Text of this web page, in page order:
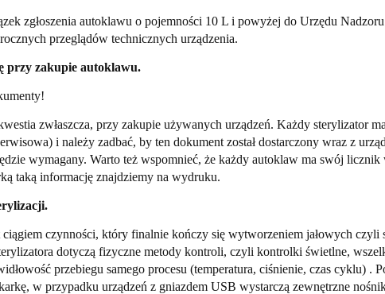
zgłoszenia autoklawu o pojemności 10 L i powyżej do Urzędu
przeglądów technicznych urządzenia.
przy zakupie autoklawu.
zwłaszcza, przy zakupie używanych urządzeń. Każdy sterylizator
i należy zadbać, by ten dokument został dostarczony wraz z
wymagany. Warto też wspomnieć, że każdy autoklaw ma swój
taką informację znajdziemy na wydruku.
ciągiem czynności, który finalnie kończy się wytworzeniem jałowych czyli
dotyczą fizyczne metody kontroli, czyli kontrolki świetlne,
przebiegu samego procesu (temperatura, ciśnienie, czas cyklu) .
w przypadku urządzeń z gniazdem USB wystarczą zewnętrzne